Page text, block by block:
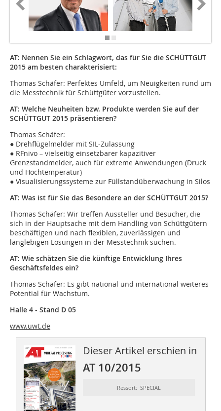
AT: Nennen Sie ein Schlagwort, das für Sie die SCHÜTTGUT
2015 am besten charakterisiert:
Thomas Schäfer: Perfektes Umfeld, um Neuigkeiten rund um
die Messtechnik für Schüttgüter vorzustellen.
AT: Welche Neuheiten bzw. Produkte werden Sie auf der
SCHÜTTGUT 2015 präsentieren?
Thomas Schäfer:
● Drehflügelmelder mit SIL-Zulassung
● RFnivo – vielseitig einsetzbarer kapazitiver
Grenzstandmelder, auch für extreme Anwendungen (Druck
und Hochtemperatur)
● Visualisierungssysteme zur Füllstandüberwachung in Silos
AT: Was ist für Sie das Besondere an der SCHÜTTGUT 2015?
Thomas Schäfer: Wir treffen Aussteller und Besucher, die
sich in der Hauptsache mit dem Handling von Schüttgütern
beschäftigen und nach flexiblen, zuverlässigen und
langlebigen Lösungen in der Messtechnik suchen.
AT: Wie schätzen Sie die künftige Entwicklung Ihres
Geschäfts­feldes ein?
Thomas Schäfer: Es gibt national und international weiteres
Potential für Wachstum.
Halle 4 - Stand D 05
www.uwt.de
Dieser Artikel erschien in
AT 10/2015
Ressort: SPECIAL